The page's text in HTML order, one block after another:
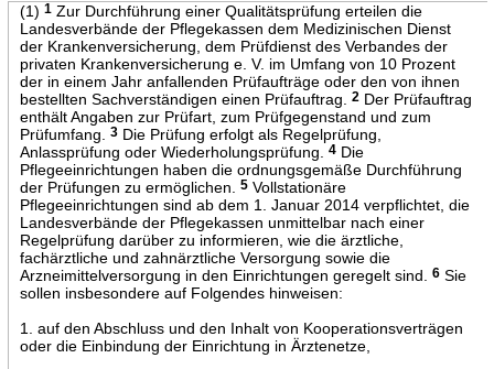
(1) 1Zur Durchführung einer Qualitätsprüfung erteilen die
Landesverbände der Pflegekassen dem Medizinischen Dienst
der Krankenversicherung, dem Prüfdienst des Verbandes der
privaten Krankenversicherung e. V. im Umfang von 10 Prozent
der in einem Jahr anfallenden Prüfaufträge oder den von ihnen
bestellten Sachverständigen einen Prüfauftrag.
2Der Prüfauftrag
enthält Angaben zur Prüfart, zum Prüfgegenstand und zum
Prüfumfang.
3Die Prüfung erfolgt als Regelprüfung,
Anlassprüfung oder Wiederholungsprüfung.
4Die
Pflegeeinrichtungen haben die ordnungsgemäße Durchführung
der Prüfungen zu ermöglichen.
5Vollstationäre
Pflegeeinrichtungen sind ab dem 1. Januar 2014 verpflichtet, die
Landesverbände der Pflegekassen unmittelbar nach einer
Regelprüfung darüber zu informieren, wie die ärztliche,
fachärztliche und zahnärztliche Versorgung sowie die
Arzneimittelversorgung in den Einrichtungen geregelt sind.
6Sie
sollen insbesondere auf Folgendes hinweisen:
1. auf den Abschluss und den Inhalt von Kooperationsverträgen
oder die Einbindung der Einrichtung in Ärztenetze,